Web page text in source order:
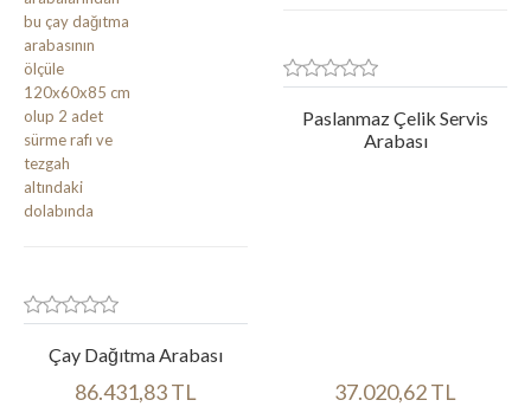
Çay Dağıtma Arabası
86.431,83 TL
Paslanmaz Çelik Servis
Arabası
37.020,62 TL